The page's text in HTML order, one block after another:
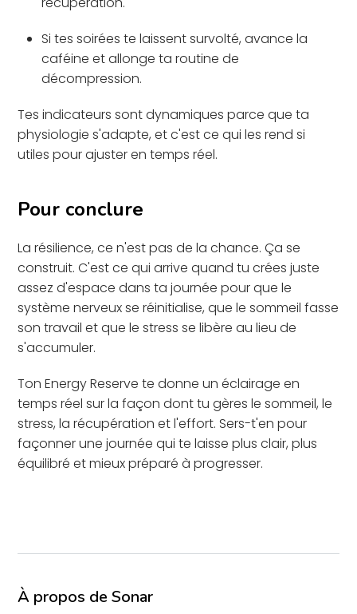
Si tes soirées te laissent survolté, avance la
caféine et allonge ta routine de
décompression.
Tes indicateurs sont dynamiques parce que ta
physiologie s'adapte, et c'est ce qui les rend si
utiles pour ajuster en temps réel.
Pour conclure
La résilience, ce n'est pas de la chance. Ça se
construit. C'est ce qui arrive quand tu crées juste
assez d'espace dans ta journée pour que le
système nerveux se réinitialise, que le sommeil fasse
son travail et que le stress se libère au lieu de
s'accumuler.
Ton Energy Reserve te donne un éclairage en
temps réel sur la façon dont tu gères le sommeil, le
stress, la récupération et l'effort. Sers-t'en pour
façonner une journée qui te laisse plus clair, plus
équilibré et mieux préparé à progresser.
À propos de Sonar